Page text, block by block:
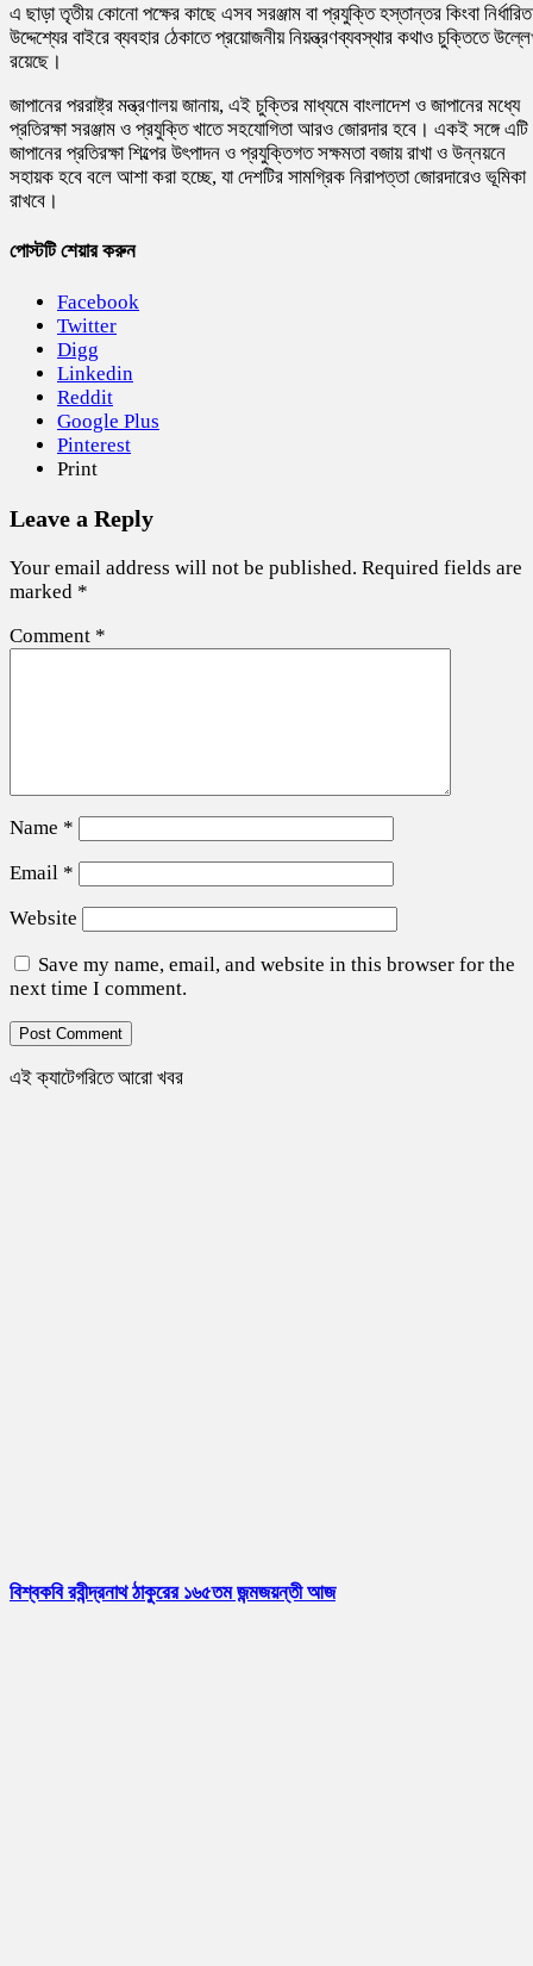
এ ছাড়া তৃতীয় কোনো পক্ষের কাছে এসব সরঞ্জাম বা প্রযুক্তি হস্তান্তর কিংবা নির্ধারিত
উদ্দেশ্যের বাইরে ব্যবহার ঠেকাতে প্রয়োজনীয় নিয়ন্ত্রণব্যবস্থার কথাও চুক্তিতে
রয়েছে।
জাপানের পররাষ্ট্র মন্ত্রণালয় জানায়, এই চুক্তির মাধ্যমে বাংলাদেশ ও জাপানের মধ্যে
প্রতিরক্ষা সরঞ্জাম ও প্রযুক্তি খাতে সহযোগিতা আরও জোরদার হবে। একই সঙ্গে এটি
জাপানের প্রতিরক্ষা শিল্পের উৎপাদন ও প্রযুক্তিগত সক্ষমতা বজায় রাখা ও উন্নয়নে
সহায়ক হবে বলে আশা করা হচ্ছে, যা দেশটির সামগ্রিক নিরাপত্তা জোরদারেও ভূমিকা
রাখবে।
পোস্টটি শেয়ার করুন
Facebook
Twitter
Digg
Linkedin
Reddit
Google Plus
Pinterest
Print
Leave a Reply
Your email address will not be published. Required fields are
marked *
Comment *
Name *
Email *
Website
Save my name, email, and website in this browser for the
next time I comment.
এই ক্যাটেগরিতে আরো খবর
বিশ্বকবি রবীন্দ্রনাথ ঠাকুরের ১৬৫তম জন্মজয়ন্তী আজ